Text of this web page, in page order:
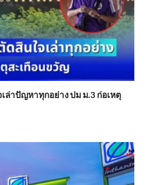
ล่าปัญหาทุกอย่าง ปม ม.3 ก่อเหตุ